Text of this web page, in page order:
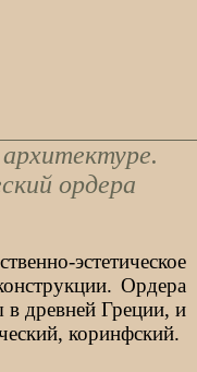
архитектуре.
ордера
эстетическое
Ордера
в древней Греции, и
коринфский.